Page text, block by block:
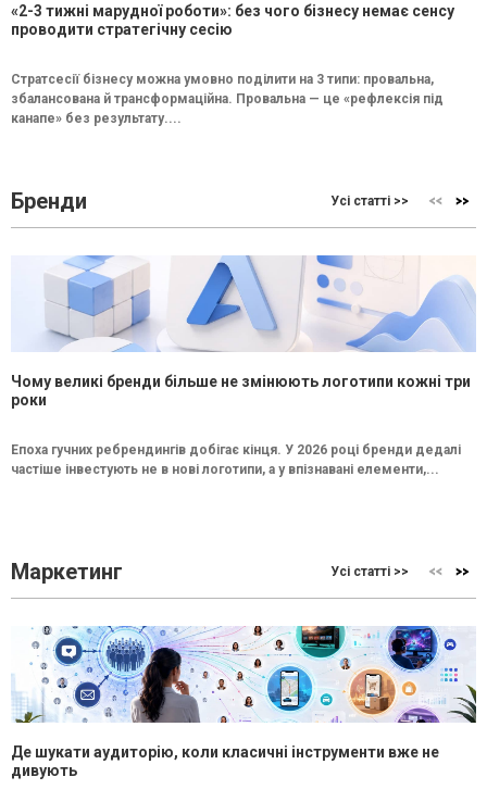
«2-3 тижні марудної роботи»: без чого бізнесу немає сенсу
проводити стратегічну сесію
Стратсесії бізнесу можна умовно поділити на 3 типи: провальна,
збалансована й трансформаційна. Провальна — це «рефлексія під
канапе» без результату....
Бренди Усі статті >>
Чому великі бренди більше не змінюють логотипи кожні три
роки
Епоха гучних ребрендингів добігає кінця. У 2026 році бренди дедалі
частіше інвестують не в нові логотипи, а у впізнавані елементи,...
Маркетинг Усі статті >>
Де шукати аудиторію, коли класичні інструменти вже не
дивують